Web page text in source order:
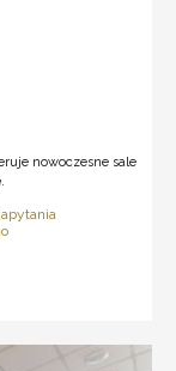
nowoczesne sale